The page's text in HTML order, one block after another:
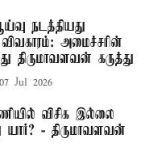
நடத்தியது
அமைச்சரின்
திருமாவளவன் கருத்து
07 Jul 2026
விசிக இல்லை
யார்? - திருமாவளவன்